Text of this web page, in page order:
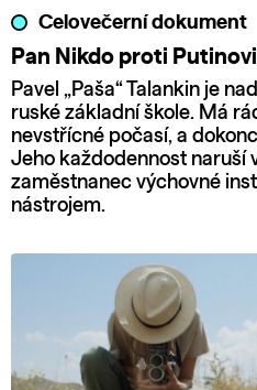
Celovečerní dokument
Pan Nikdo proti Putinovi
Pavel „Paša“ Talankin je
ruské základní škole. Má
nevstřícné počasí, a
Jeho každodennost naruší
zaměstnanec výchovné
nástrojem.